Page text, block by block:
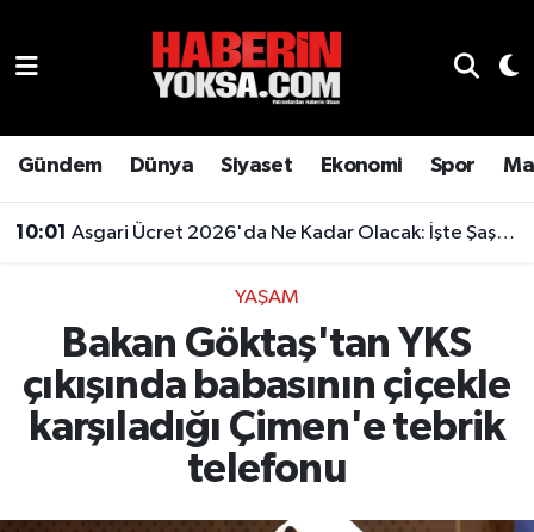
Gündem Dünya Siyaset Ekonomi Spor
10:01 Asgari Ücret 2026'da Ne Kadar Olacak: İşte Şaşırtan Rakam
YAŞAM
Bakan Göktaş'tan YKS
çıkışında babasının çiçekle
karşıladığı Çimen'e tebrik
telefonu
Genel
Gündem
Otomobil
Hava Durumu
Son Dakika Haberleri
Haber Arşivi